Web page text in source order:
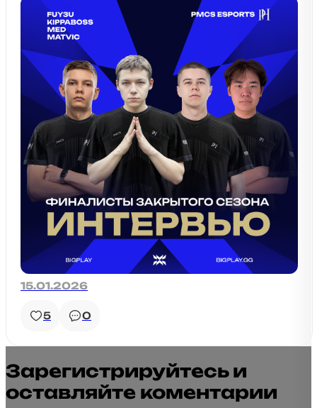
15.01.2026
5 0
Зарегистрируйтесь и
оставляйте коментарии